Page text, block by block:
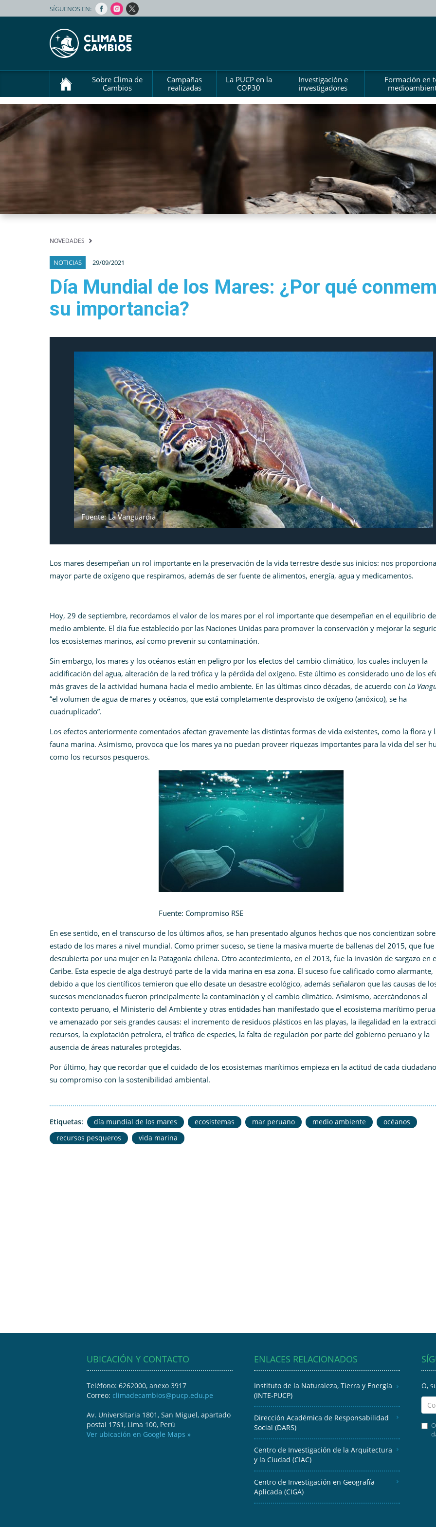
SÍGUENOS EN:
Sobre Clima de
Cambios
Campañas
realizadas
La PUCP en la
COP30
Investigación e
investigadores
Formación en
NOVEDADES
NOTICIAS 29/09/2021
Día Mundial de los Mares: ¿Por qué
su importancia?
Fuente: La Vanguardia
Los mares desempeñan un rol importante en la preservación de la vida terrestre desde sus inicios: nos
mayor parte de oxígeno que respiramos, además de ser fuente de alimentos, energía, agua y medicamentos.
Hoy, 29 de septiembre, recordamos el valor de los mares por el rol importante que desempeñan en el equilibrio
medio ambiente. El día fue establecido por las Naciones Unidas para promover la conservación y mejorar la
los ecosistemas marinos, así como prevenir su contaminación.
Sin embargo, los mares y los océanos están en peligro por los efectos del cambio climático, los cuales incluyen la
acidificación del agua, alteración de la red trófica y la pérdida del oxígeno. Este último es considerado uno de los
más graves de la actividad humana hacia el medio ambiente. En las últimas cinco décadas, de acuerdo con La
“el volumen de agua de mares y océanos, que está completamente desprovisto de oxígeno (anóxico), se ha
cuadruplicado”.
Los efectos anteriormente comentados afectan gravemente las distintas formas de vida existentes, como la flora y
fauna marina. Asimismo, provoca que los mares ya no puedan proveer riquezas importantes para la vida del ser
como los recursos pesqueros.
Fuente: Compromiso RSE
En ese sentido, en el transcurso de los últimos años, se han presentado algunos hechos que nos concientizan
estado de los mares a nivel mundial. Como primer suceso, se tiene la masiva muerte de ballenas del 2015, que fue
descubierta por una mujer en la Patagonia chilena. Otro acontecimiento, en el 2013, fue la invasión de sargazo en
Caribe. Esta especie de alga destruyó parte de la vida marina en esa zona. El suceso fue calificado como alarmante,
debido a que los científicos temieron que ello desate un desastre ecológico, además señalaron que las causas de
sucesos mencionados fueron principalmente la contaminación y el cambio climático. Asimismo, acercándonos al
contexto peruano, el Ministerio del Ambiente y otras entidades han manifestado que el ecosistema marítimo
ve amenazado por seis grandes causas: el incremento de residuos plásticos en las playas, la ilegalidad en la
recursos, la explotación petrolera, el tráfico de especies, la falta de regulación por parte del gobierno peruano y la
ausencia de áreas naturales protegidas.
Por último, hay que recordar que el cuidado de los ecosistemas marítimos empieza en la actitud de cada
su compromiso con la sostenibilidad ambiental.
Etiquetas: día mundial de los mares ecosistemas mar peruano medio ambiente
océanos
recursos pesqueros
vida marina
UBICACIÓN Y CONTACTO
Teléfono: 6262000, anexo 3917
Correo: climadecambios@pucp.edu.pe
Av. Universitaria 1801, San Miguel, apartado
postal 1761, Lima 100, Perú
Ver ubicación en Google Maps »
ENLACES RELACIONADOS
Instituto de la Naturaleza, Tierra y Energía
(INTE-PUCP)
Dirección Académica de Responsabilidad
Social (DARS)
Centro de Investigación de la Arquitectura
y la Ciudad (CIAC)
Centro de Investigación en Geografía
Aplicada (CIGA)
O,